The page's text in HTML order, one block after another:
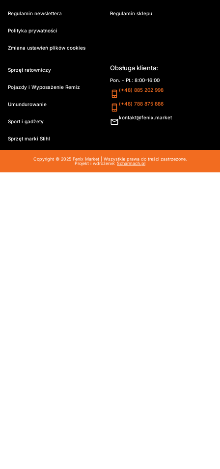
Regulamin newslettera
Polityka prywatności
Zmiana ustawień plików cookies
Regulamin sklepu
Sprzęt ratowniczy
Pojazdy i Wyposażenie Remiz
Umundurowanie
Sport i gadżety
Sprzęt marki Stihl
Obsługa klienta:
Pon. - Pt.: 8:00-16:00
(+48) 885 202 998
(+48) 788 875 886
kontakt@fenix.market
Copyright © 2025 Fenix Market | Wszystkie prawa do treści zastrzeżone.
Projekt i wdrożenie: Scharmach.pl